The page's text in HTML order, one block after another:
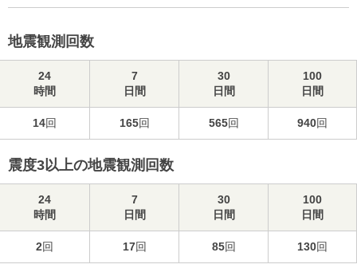
地震観測回数
24
時間
7
日間
30
日間
100
日間
14回 165回 565回 940回
震度3以上の地震観測回数
24
時間
7
日間
30
日間
100
日間
2回 17回 85回 130回